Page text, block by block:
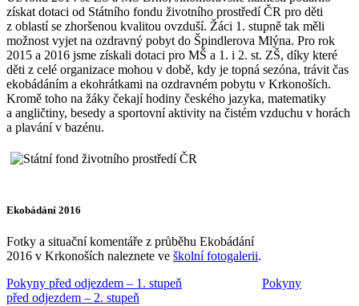
získat dotaci od Státního fondu životního prostředí ČR pro děti
z oblastí se zhoršenou kvalitou ovzduší. Žáci 1. stupně tak měli
možnost vyjet na ozdravný pobyt do Špindlerova Mlýna. Pro rok
2015 a 2016 jsme získali dotaci pro MŠ a 1. i 2. st. ZŠ, díky které
děti z celé organizace mohou v době, kdy je topná sezóna, trávit čas
ekobádáním a ekohrátkami na ozdravném pobytu v Krkonoších.
Kromě toho na žáky čekají hodiny českého jazyka, matematiky
a angličtiny, besedy a sportovní aktivity na čistém vzduchu v horách
a plavání v bazénu.
Ekobádání 2016
Fotky a situační komentáře z průběhu Ekobádání
2016 v Krkonoších naleznete ve školní fotogalerii.
Pokyny před odjezdem – 1. stupeň
Pokyny
před odjezdem – 2. stupeň